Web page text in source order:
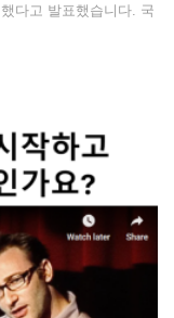
다고 발표했습니다. 국